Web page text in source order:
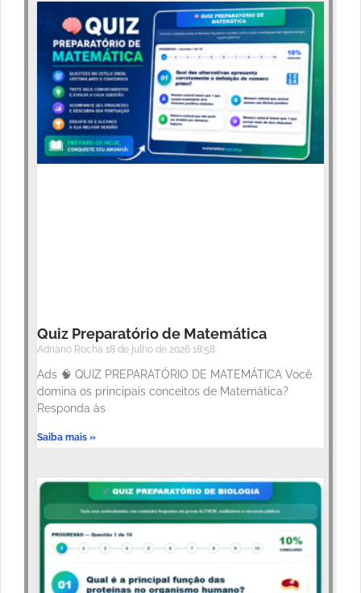
Quiz Preparatório de Matemática
Adriano Rocha 18 de julho de 2026 18:58
Ads 🧠 QUIZ PREPARATÓRIO DE MATEMÁTICA Você
domina os principais conceitos de Matemática?
Responda às
Saiba mais »